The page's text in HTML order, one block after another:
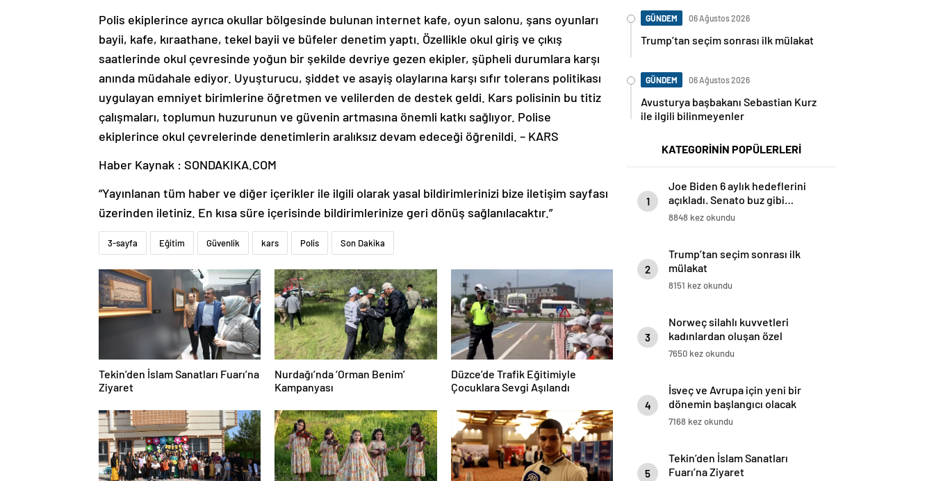
Polis ekiplerince ayrıca okullar bölgesinde bulunan internet kafe, oyun salonu, şans oyunları
bayii, kafe, kıraathane, tekel bayii ve büfeler denetim yaptı. Özellikle okul giriş ve çıkış
saatlerinde okul çevresinde yoğun bir şekilde devriye gezen ekipler, şüpheli durumlara karşı
anında müdahale ediyor. Uyuşturucu, şiddet ve asayiş olaylarına karşı sıfır tolerans politikası
uygulayan emniyet birimlerine öğretmen ve velilerden de destek geldi. Kars polisinin bu titiz
çalışmaları, toplumun huzurunun ve güvenin artmasına önemli katkı sağlıyor. Polise
ekiplerince okul çevrelerinde denetimlerin aralıksız devam edeceği öğrenildi. – KARS
Haber Kaynak : SONDAKIKA.COM
“Yayınlanan tüm haber ve diğer içerikler ile ilgili olarak yasal bildirimlerinizi bize iletişim sayfası
üzerinden iletiniz. En kısa süre içerisinde bildirimlerinize geri dönüş sağlanılacaktır.”
3-sayfa Eğitim Güvenlik kars Polis Son Dakika
Tekin’den İslam Sanatları Fuarı’na
Ziyaret
Nurdağı’nda ‘Orman Benim’
Kampanyası
Düzce’de Trafik Eğitimiyle
Çocuklara Sevgi Aşılandı
GÜNDEM 06 Ağustos 2026
Trump’tan seçim sonrası ilk mülakat
GÜNDEM 06 Ağustos 2026
Avusturya başbakanı Sebastian Kurz
ile ilgili bilinmeyenler
KATEGORİNİN POPÜLERLERİ
1
Joe Biden 6 aylık hedeflerini
açıkladı. Senato buz gibi…
8848 kez okundu
2
Trump’tan seçim sonrası ilk
mülakat
8151 kez okundu
3
Norweç silahlı kuvvetleri
kadınlardan oluşan özel
kuvvetler eğitimlerini başlattı.
7650 kez okundu
4
İsveç ve Avrupa için yeni bir
dönemin başlangıcı olacak
kararlar.
7168 kez okundu
5
Tekin’den İslam Sanatları
Fuarı’na Ziyaret